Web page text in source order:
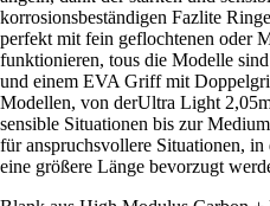
korrosionsbeständigen Fazlite
perfekt mit fein geflochtenen oder
funktionieren, tous die Modelle
und einem EVA Griff mit
Modellen, von derUltra Light
sensible Situationen bis zur
für anspruchsvollere Situationen,
eine größere Länge bevorzugt